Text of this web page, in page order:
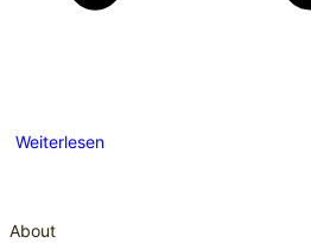
Weiterlesen
About